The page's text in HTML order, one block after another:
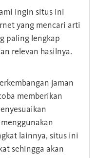
ingin situs ini
yang mencari arti
paling lengkap
relevan hasilnya.
jaman
memberikan
lainnya, situs ini
sehingga akan